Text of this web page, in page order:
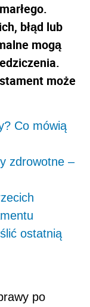
błąd lub
mogą
może
Co mówią
zdrowotne –
ostatnią
po